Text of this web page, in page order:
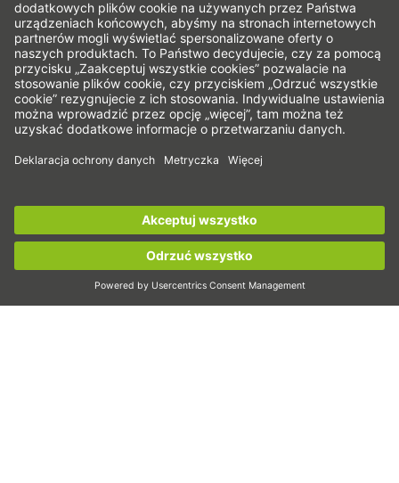
otrzymywać najnowsze informacje!
Zarejestruj się teraz!
Automatyzacja
Pick&Place
Ruch liniowy/Handling
Frezowanie/skrawanie
Cięcie
Narzędzie konstrukcyjne
Konfigurator CAD i modele CAD
Edukacja
Jakość
Kariera